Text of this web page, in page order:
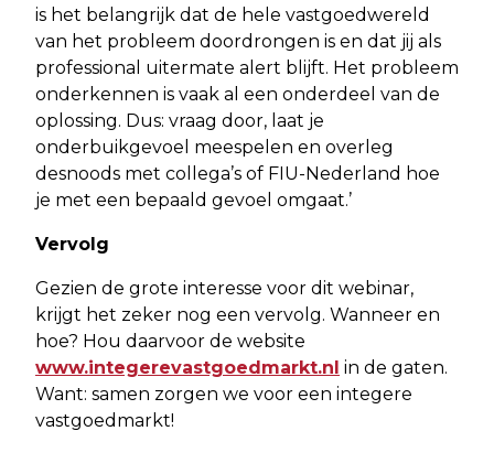
is het belangrijk dat de hele vastgoedwereld
van het probleem doordrongen is en dat jij als
professional uitermate alert blijft. Het probleem
onderkennen is vaak al een onderdeel van de
oplossing. Dus: vraag door, laat je
onderbuikgevoel meespelen en overleg
desnoods met collega’s of FIU-Nederland hoe
je met een bepaald gevoel omgaat.’
Vervolg
Gezien de grote interesse voor dit webinar,
krijgt het zeker nog een vervolg. Wanneer en
hoe? Hou daarvoor de website
www.integerevastgoedmarkt.nl in de gaten.
Want: samen zorgen we voor een integere
vastgoedmarkt!